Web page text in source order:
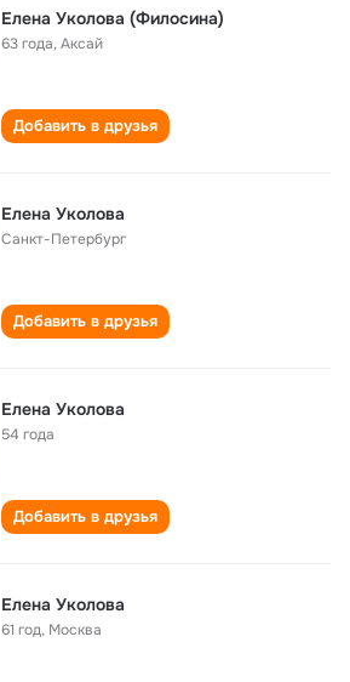
Елена Уколова (Филосина)
63 года,Аксай
Добавить в друзья
Елена Уколова
Санкт-Петербург
Добавить в друзья
Елена Уколова
54 года
Добавить в друзья
Елена Уколова
61 год, Москва